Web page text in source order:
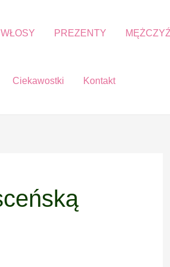
WŁOSY PREZENTY
Ciekawostki Kontakt